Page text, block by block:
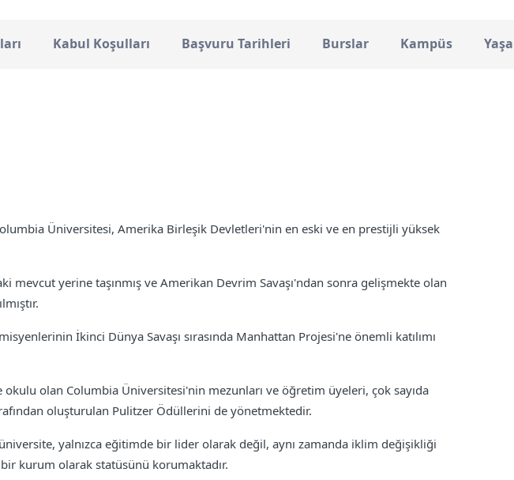
Kabul Koşulları Başvuru Tarihleri Burslar Kampüs
Üniversitesi, Amerika Birleşik Devletleri'nin en eski ve en prestijli yüksek
yerine taşınmış ve Amerikan Devrim Savaşı'ndan sonra gelişmekte olan
İkinci Dünya Savaşı sırasında Manhattan Projesi'ne önemli katılımı
olan Columbia Üniversitesi'nin mezunları ve öğretim üyeleri, çok sayıda
oluşturulan Pulitzer Ödüllerini de yönetmektedir.
yalnızca eğitimde bir lider olarak değil, aynı zamanda iklim değişikliği
kurum olarak statüsünü korumaktadır.